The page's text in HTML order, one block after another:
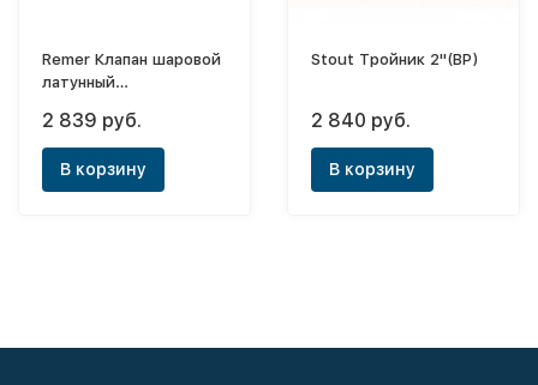
Remer Клапан шаровой
латунный
поплавка 1"
2 839 руб.
В корзину
Stout Тройник 2"(ВР)
2 840 руб.
В корзину